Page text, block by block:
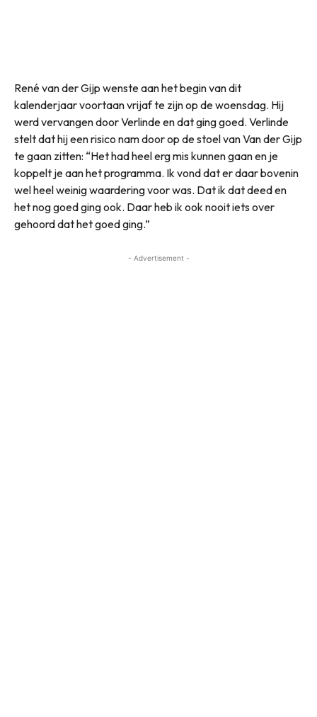
René van der Gijp wenste aan het begin van dit
kalenderjaar voortaan vrijaf te zijn op de woensdag. Hij
werd vervangen door Verlinde en dat ging goed. Verlinde
stelt dat hij een risico nam door op de stoel van Van der Gijp
te gaan zitten: “Het had heel erg mis kunnen gaan en je
koppelt je aan het programma. Ik vond dat er daar bovenin
wel heel weinig waardering voor was. Dat ik dat deed en
het nog goed ging ook. Daar heb ik ook nooit iets over
gehoord dat het goed ging.”
- Advertisement -